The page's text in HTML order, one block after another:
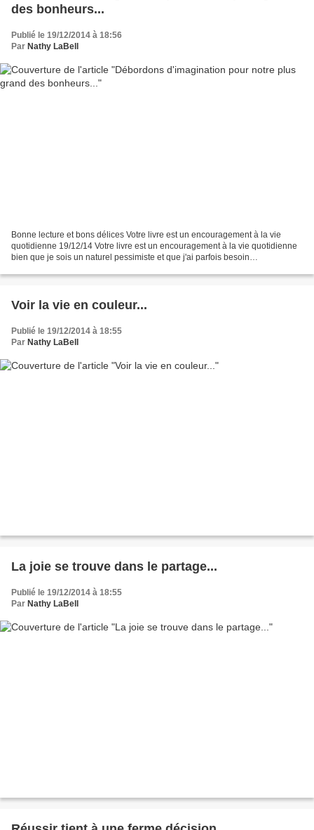
des bonheurs...
Publié le 19/12/2014 à 18:56
Par Nathy LaBell
Bonne lecture et bons délices Votre livre est un encouragement à la vie
quotidienne 19/12/14 Votre livre est un encouragement à la vie quotidienne
bien que je sois un naturel pessimiste et que j'ai parfois besoin
Voir la vie en couleur...
Publié le 19/12/2014 à 18:55
Par Nathy LaBell
La joie se trouve dans le partage...
Publié le 19/12/2014 à 18:55
Par Nathy LaBell